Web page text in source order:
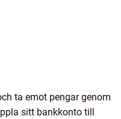
ta emot pengar genom
sitt bankkonto till